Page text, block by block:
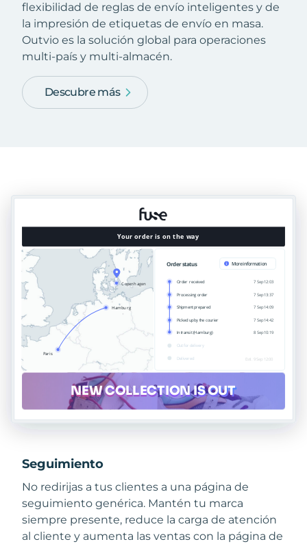
flexibilidad de reglas de envío inteligentes y de
la impresión de etiquetas de envío en masa.
Outvio es la solución global para operaciones
multi-país y multi-almacén.
Descubre más
Seguimiento
No redirijas a tus clientes a una página de
seguimiento genérica. Mantén tu marca
siempre presente, reduce la carga de atención
al cliente y aumenta las ventas con la página de